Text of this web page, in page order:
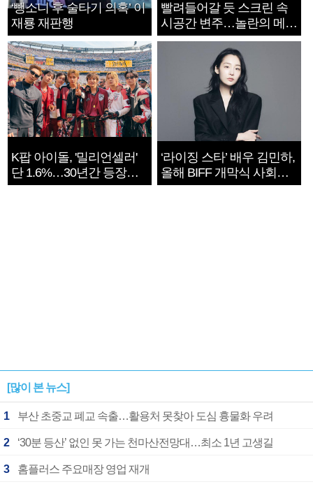
‘뺑소니 후 술타기 의혹’ 이
재룡 재판행
빨려들어갈 듯 스크린 속
시공간 변주…놀란의 메시
지는 ‘전쟁 속죄’
K팝 아이돌, '밀리언셀러'
단 1.6%…30년간 등장
1182개팀 전수조사
‘라이징 스타’ 배우 김민하,
올해 BIFF 개막식 사회자
확정
[많이 본 뉴스]
1 부산 초중교 폐교 속출…활용처 못찾아 도심 흉물화 우려
2 ‘30분 등산’ 없인 못 가는 천마산전망대…최소 1년 고생길
3 홈플러스 주요매장 영업 재개